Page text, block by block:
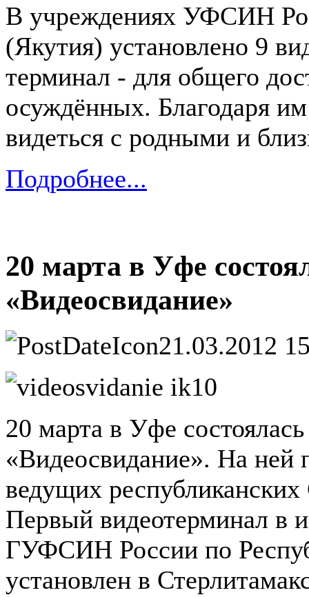
В учреждениях УФСИН
(Якутия) установлено 9
терминал - для общего
осуждённых. Благодаря
видеться с родными и
Подробнее...
20 марта в Уфе
«Видеосвидание»
21.03.2012
20 марта в Уфе
«Видеосвидание». На ней
ведущих
Первый видеотерминал в
ГУФСИН России по
установлен в